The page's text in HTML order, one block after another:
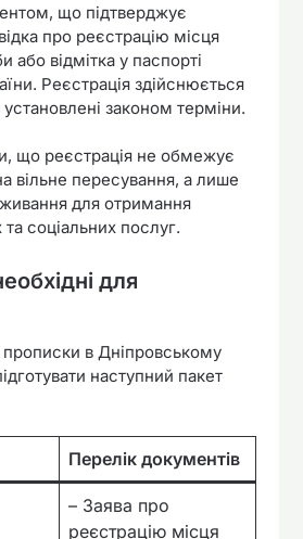
що підтверджує
про реєстрацію місця
або відмітка у паспорті
Реєстрація здійснюється
законом терміни.
що реєстрація не обмежує
вільне пересування, а лише
для отримання
та соціальних послуг.
для
в Дніпровському
наступний пакет
Перелік документів
– Заява про
реєстрацію місця